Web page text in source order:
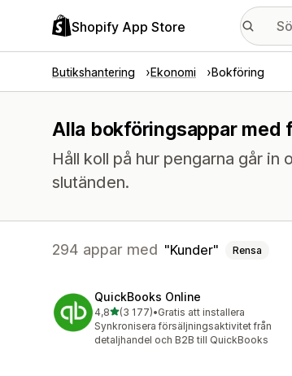
Shopify App Store
Butikshantering Ekonomi Bokföring
Alla bokföringsappar med
Håll koll på hur pengarna går
slutänden.
294 appar med Kunder Rensa
QuickBooks Online
4,8av 5 stjärnor
(3 177)
3177 recensioner totalt
•Gratis att installera
Synkronisera försäljningsaktivitet från
detaljhandel och B2B till QuickBooks